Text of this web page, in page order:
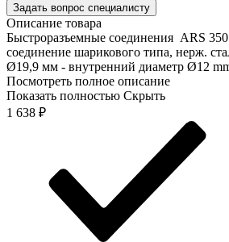
Задать вопрос специалисту
Описание товара
Быстроразъемные соединения ARS
соединение шарикового типа, нерж.
Ø19,9 мм - внутренний диаметр Ø12
Посмотреть полное описание
Показать полностью Скрыть
1 638 ₽